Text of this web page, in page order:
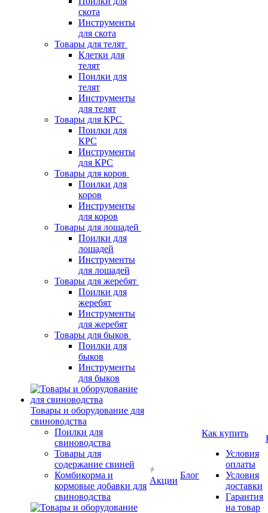
скота
Инструменты
для скота
Товары для телят
Клетки для
телят
Поилки для
телят
Инструменты
для телят
Товары для КРС
Поилки для
КРС
Инструменты
для КРС
Товары для коров
Поилки для
коров
Инструменты
для коров
Товары для лошадей
Поилки для
лошадей
Инструменты
для лошадей
Товары для жеребят
Поилки для
жеребят
Инструменты
для жеребят
Товары для быков
Поилки для
быков
Инструменты
для быков
Товары и оборудование для
свиноводства
Поилки для
свиноводства
Товары для
содержание свиней
Комбикорма и
кормовые добавки для
свиноводства
Акции
Блог
Как купить
Условия
оплаты
Условия
доставки
Гарантия
на товар